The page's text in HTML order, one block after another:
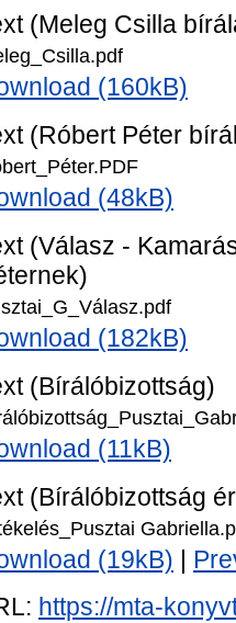
(Meleg Csilla
(160kB)
(Róbert Péter
(48kB)
(Válasz -
(182kB)
(Bírálóbizottság)
(11kB)
(Bírálóbizottság
(19kB)
https://mta-